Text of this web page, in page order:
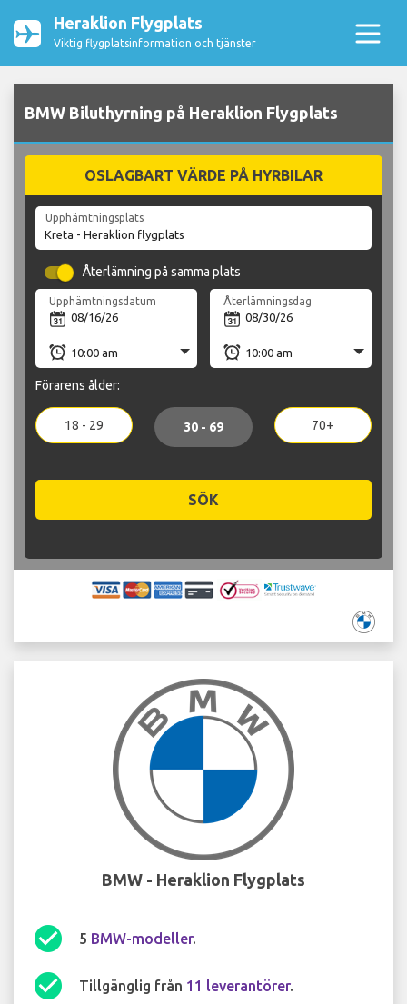
Heraklion Flygplats
Viktig flygplatsinformation och tjänster
BMW Biluthyrning på Heraklion Flygplats
OSLAGBART VÄRDE PÅ HYRBILAR
Upphämtningsplats
Återlämning på samma plats
Upphämtningsdatum Återlämningsdag
Förarens ålder:
18 - 29 30 - 69 70+
SÖK
BMW - Heraklion Flygplats
check_circle 5 BMW-modeller.
check_circle Tillgänglig från 11 leverantörer.